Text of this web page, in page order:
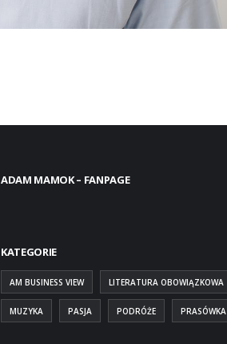
ADAM MAMOK – FANPAGE
KATEGORIE
AM BUSINESS VIEW LITERATURA OBOWIĄZKOWA
MUZYKA PASJA PODRÓŻE PRASÓWKA